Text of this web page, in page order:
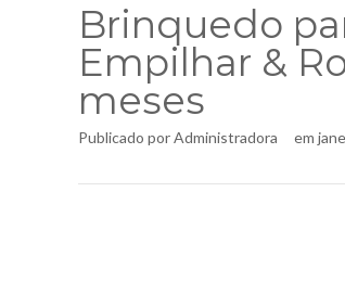
Brinquedo
Empilhar &
meses
Publicado porAdministradora em